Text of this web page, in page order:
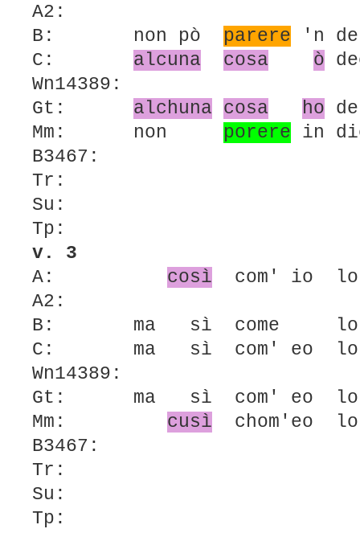
A2:
B: non pò parere 'n
C: alcuna cosa ò
Wn14389:
Gt: alchuna cosa ho
Mm: non porere in
B3467:
Tr:
Su:
Tp:
v. 3
A: così com' io lo
A2:
B: ma sì come lo
C: ma sì com' eo lo
Wn14389:
Gt: ma sì com' eo lo
Mm: cusì chom'eo lo
B3467:
Tr:
Su:
Tp: